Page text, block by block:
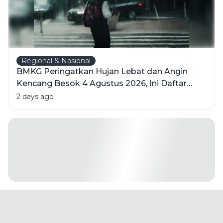
Regional & Nasional
BMKG Peringatkan Hujan Lebat dan Angin
Kencang Besok 4 Agustus 2026, Ini Daftar
Wilayahnya
2 days ago